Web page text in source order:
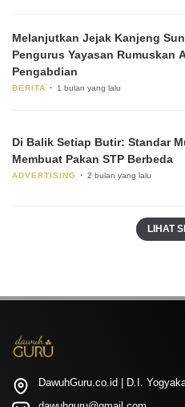
Melanjutkan Jejak Kanjeng
Pengurus Yayasan Rumuskan
Pengabdian
BERITA 1 bulan yang lalu
Di Balik Setiap Butir: Standar
Membuat Pakan STP Berbeda
ADVERTISING 2 bulan yang lalu
LIHAT
DawuhGuru.co.id | D.I.